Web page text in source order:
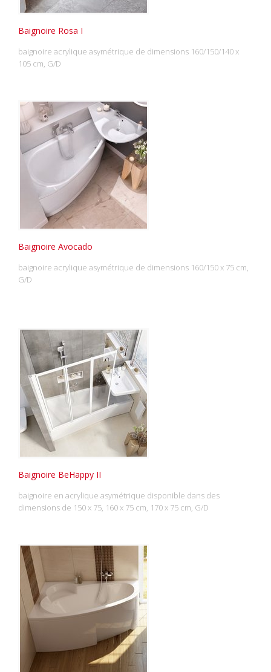
Baignoire Rosa I
baignoire acrylique asymétrique de dimensions 160/150/140 x
105 cm, G/D
Baignoire Avocado
baignoire acrylique asymétrique de dimensions 160/150 x 75 cm,
G/D
Baignoire BeHappy II
baignoire en acrylique asymétrique disponible dans des
dimensions de 150 x 75, 160 x 75 cm, 170 x 75 cm, G/D